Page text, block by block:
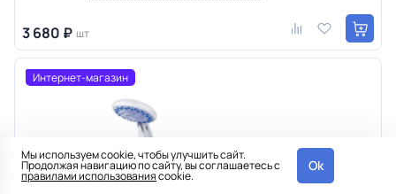
3 680 ₽ шт
Интернет-магазин
Мы используем cookie, чтобы улучшить сайт.
Продолжая навигацию по сайту, вы соглашаетесь с
правилами использованияcookie.
Ok